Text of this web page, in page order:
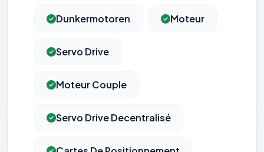
Dunkermotoren Moteur
Servo Drive
Moteur Couple
Servo Drive Decentralisé